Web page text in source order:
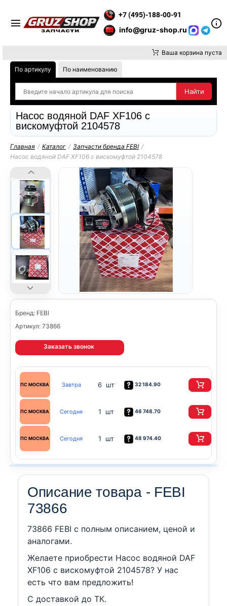
+7 (495)-188-00-91
info@gruz-shop.ru
Ваша корзина пуста
По артикулу По наименованию
Насос водяной DAF XF106 с
вискомуфтой 2104578
Главная / Каталог / Запчасти бренда FEBI /
Насос водяной DAF XF106 с вискомуфтой 2104578
Бренд: FEBI
Артикул: 73866
Заказать звонок
ПС МОСКВА Завтра 6 шт 32 184.90
ПС МОСКВА Сегодня 1 шт 46 748.70
ПС МОСКВА Сегодня 1 шт 48 974.40
Описание товара - FEBI
73866
73866 FEBI c полным описанием, ценой и
аналогами.
Желаете приобрести Насос водяной DAF
XF106 с вискомуфтой 2104578? У нас
есть что вам предложить!
С доставкой до ТК.